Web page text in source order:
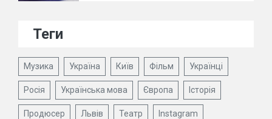
Теги
Музика Україна Київ Фільм Українці
Росія Українська мова Європа Історія
Продюсер Львів Театр Instagram